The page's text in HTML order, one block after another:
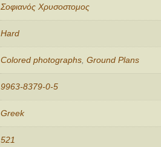
Σοφιανός Χρυσοστομος
Hard
Colored photographs, Ground Plans
9963-8379-0-5
Greek
521